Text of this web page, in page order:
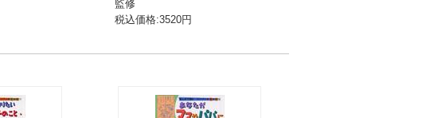
監修
税込価格:3520円